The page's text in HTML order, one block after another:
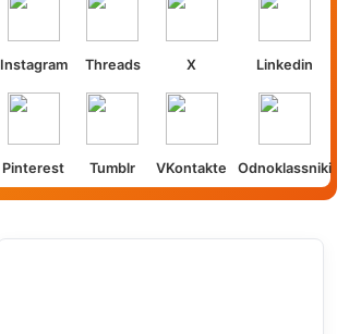
Instagram Threads X Linkedin
Pinterest Tumblr VKontakte Odnoklassniki